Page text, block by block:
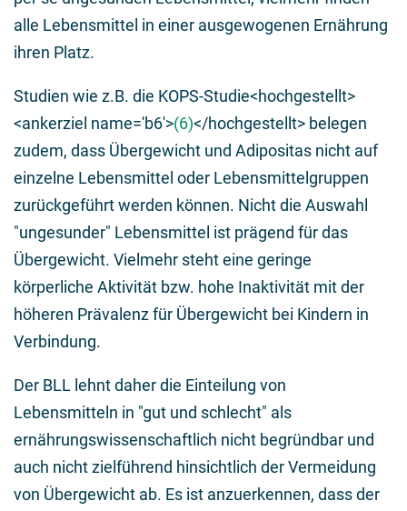
alle Lebensmittel in einer ausgewogenen Ernährung
ihren Platz.
Studien wie z.B. die KOPS-Studie<hochgestellt>
<ankerziel name='b6'>(6)</hochgestellt> belegen
zudem, dass Übergewicht und Adipositas nicht auf
einzelne Lebensmittel oder Lebensmittelgruppen
zurückgeführt werden können. Nicht die Auswahl
"ungesunder" Lebensmittel ist prägend für das
Übergewicht. Vielmehr steht eine geringe
körperliche Aktivität bzw. hohe Inaktivität mit der
höheren Prävalenz für Übergewicht bei Kindern in
Verbindung.
Der BLL lehnt daher die Einteilung von
Lebensmitteln in "gut und schlecht" als
ernährungswissenschaftlich nicht begründbar und
auch nicht zielführend hinsichtlich der Vermeidung
von Übergewicht ab. Es ist anzuerkennen, dass der